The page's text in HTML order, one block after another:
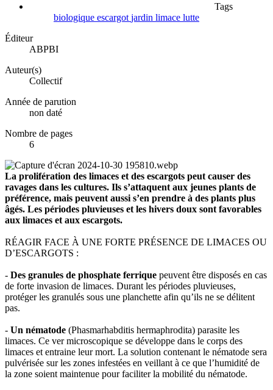
Tags
biologique escargot jardin limace lutte
Éditeur
ABPBI
Auteur(s)
Collectif
Année de parution
non daté
Nombre de pages
6
La prolifération des limaces et des escargots peut causer des
ravages dans les cultures. Ils s’attaquent aux jeunes plants de
préférence, mais peuvent aussi s’en prendre à des plants plus
âgés. Les périodes pluvieuses et les hivers doux sont favorables
aux limaces et aux escargots.
RÉAGIR FACE À UNE FORTE PRÉSENCE DE LIMACES OU
D’ESCARGOTS :
- Des granules de phosphate ferrique peuvent être disposés en cas
de forte invasion de limaces. Durant les périodes pluvieuses,
protéger les granulés sous une planchette afin qu’ils ne se délitent
pas.
- Un nématode (Phasmarhabditis hermaphrodita) parasite les
limaces. Ce ver microscopique se développe dans le corps des
limaces et entraine leur mort. La solution contenant le nématode sera
pulvérisée sur les zones infestées en veillant à ce que l’humidité de
la zone soient maintenue pour faciliter la mobilité du nématode.